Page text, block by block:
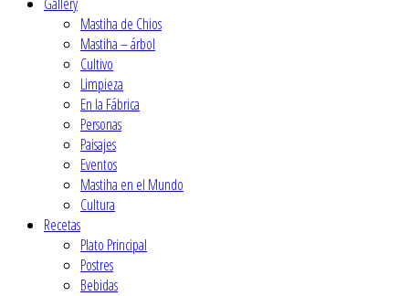
Mastiha de Chios
Mastiha – árbol
Cultivo
Limpieza
En la Fábrica
Personas
Paisajes
Eventos
Mastiha en el Mundo
Cultura
Recetas
Plato Principal
Postres
Βebidas